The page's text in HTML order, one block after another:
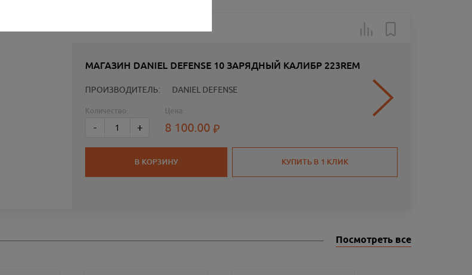
МАГАЗИН DANIEL DEFENSE 10 ЗАРЯДНЫЙ КАЛИБР 223REM
ПРОИЗВОДИТЕЛЬ: DANIEL DEFENSE
Количество:
- +
Цена:
8 100.00
В КОРЗИНУ КУПИТЬ В 1 КЛИК
Посмотреть все